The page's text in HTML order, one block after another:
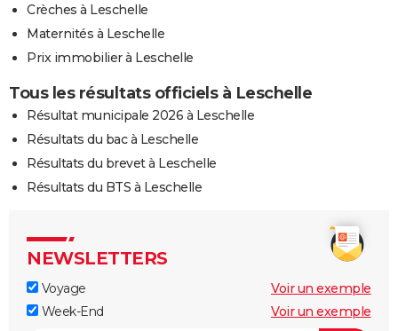
Crèches à Leschelle
Maternités à Leschelle
Prix immobilier à Leschelle
Tous les résultats officiels à Leschelle
Résultat municipale 2026 à Leschelle
Résultats du bac à Leschelle
Résultats du brevet à Leschelle
Résultats du BTS à Leschelle
NEWSLETTERS
Voyage
Voir un exemple
Week-End
Voir un exemple